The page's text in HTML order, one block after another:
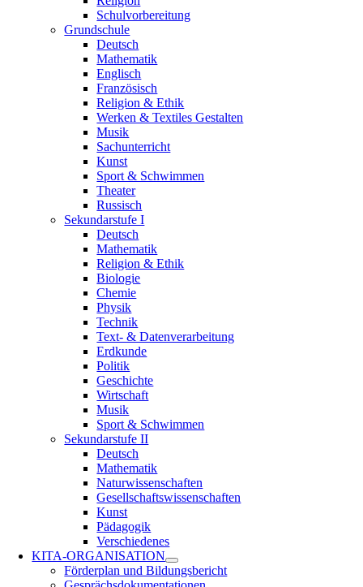
Schulvorbereitung
Grundschule
Deutsch
Mathematik
Englisch
Französisch
Religion & Ethik
Werken & Textiles Gestalten
Musik
Sachunterricht
Kunst
Sport & Schwimmen
Theater
Russisch
Sekundarstufe I
Deutsch
Mathematik
Religion & Ethik
Biologie
Chemie
Physik
Technik
Text- & Datenverarbeitung
Erdkunde
Politik
Geschichte
Wirtschaft
Musik
Sport & Schwimmen
Sekundarstufe II
Deutsch
Mathematik
Naturwissenschaften
Gesellschaftswissenschaften
Kunst
Pädagogik
Verschiedenes
KITA-ORGANISATION
Förderplan und Bildungsbericht